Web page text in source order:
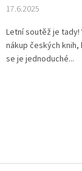
17.6.2025
Letní soutěž je tady!
nákup českých
se je jednoduché...